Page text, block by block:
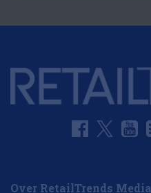
Over RetailTrends Media